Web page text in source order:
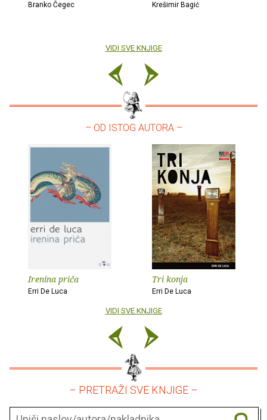
Branko Čegec Krešimir Bagić
VIDI SVE KNJIGE
– OD ISTOG AUTORA –
Irenina priča
Erri De Luca
Tri konja
Erri De Luca
VIDI SVE KNJIGE
– PRETRAŽI SVE KNJIGE –